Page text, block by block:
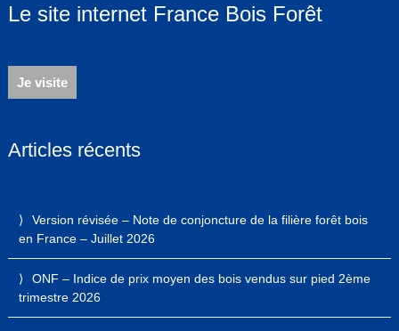
Le site internet France Bois Forêt
Je visite
Articles récents
Version révisée – Note de conjoncture de la filière forêt bois
en France – Juillet 2026
ONF – Indice de prix moyen des bois vendus sur pied 2ème
trimestre 2026